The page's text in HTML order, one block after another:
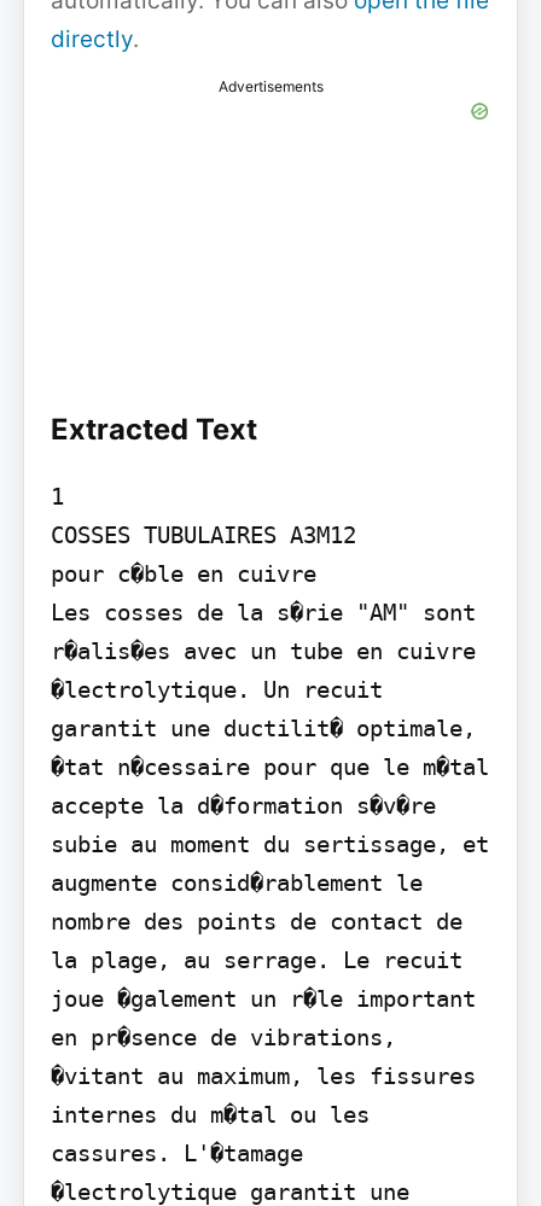
directly.
Advertisements
Extracted Text
1
COSSES TUBULAIRES A3M12
pour c�ble en cuivre
Les cosses de la s�rie "AM" sont
r�alis�es avec un tube en cuivre
�lectrolytique. Un recuit
garantit une ductilit� optimale,
�tat n�cessaire pour que le m�tal
accepte la d�formation s�v�re
subie au moment du sertissage, et
augmente consid�rablement le
nombre des points de contact de
la plage, au serrage. Le recuit
joue �galement un r�le important
en pr�sence de vibrations,
�vitant au maximum, les fissures
internes du m�tal ou les
cassures. L'�tamage
�lectrolytique garantit une